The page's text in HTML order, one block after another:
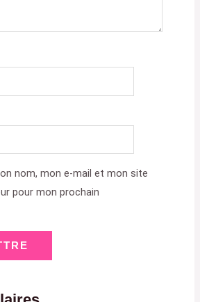
nom, mon e-mail et mon site
pour mon prochain